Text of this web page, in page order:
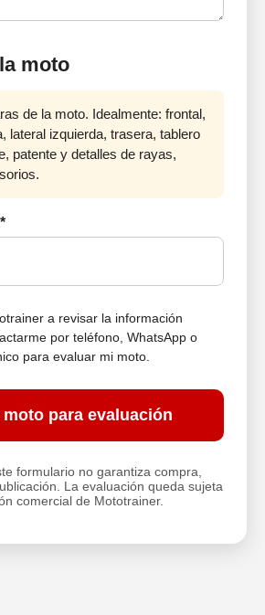
moto
de la moto. Idealmente: frontal,
lateral izquierda, trasera, tablero
patente y detalles de rayas,
a revisar la información
por teléfono, WhatsApp o
para evaluar mi moto.
moto para evaluación
formulario no garantiza compra,
La evaluación queda sujeta
comercial de Mototrainer.